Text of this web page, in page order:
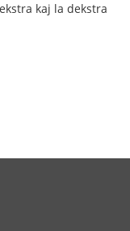
kaj la dekstra